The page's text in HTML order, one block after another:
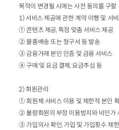
목적이 변경될 시에는 사전 동의를 구할
1) 서비스 제공에 관한 계약 이행 및 서
① 콘텐츠 제공, 특정 맞춤 서비스 제공
② 물품배송 또는 청구서 등 발송
③ 금융거래 본인 인증 및 금융 서비스
④ 구매 및 요금 결제, 요금추심 등
2) 회원관리
① 회원제 서비스 이용 및 제한적 본인
② 불량회원의 부정 이용방지와 비인가
③ 가입의사 확인, 가입 및 가입횟수 제한